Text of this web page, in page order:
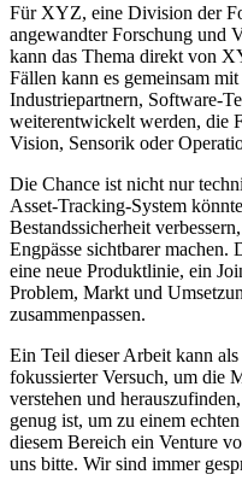
Für XYZ, eine Division der
angewandter Forschung und
kann das Thema direkt von
Fällen kann es gemeinsam
Industriepartnern, Software-
weiterentwickelt werden, die
Vision, Sensorik oder
Die Chance ist nicht nur
Asset-Tracking-System
Bestandssicherheit
Engpässe sichtbarer
eine neue Produktlinie, ein
Problem, Markt und
zusammenpassen.
Ein Teil dieser Arbeit kann
fokussierter Versuch, um die
verstehen und
genug ist, um zu einem
diesem Bereich ein Venture
uns bitte. Wir sind immer